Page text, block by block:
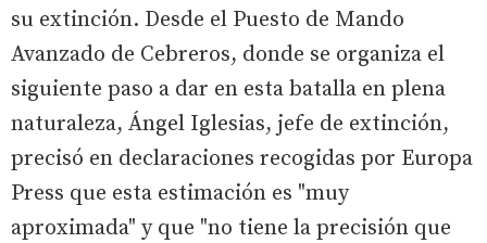
su extinción. Desde el Puesto de Mando
Avanzado de Cebreros, donde se organiza el
siguiente paso a dar en esta batalla en plena
naturaleza, Ángel Iglesias, jefe de extinción,
precisó en declaraciones recogidas por Europa
Press que esta estimación es "muy
aproximada" y que "no tiene la precisión que